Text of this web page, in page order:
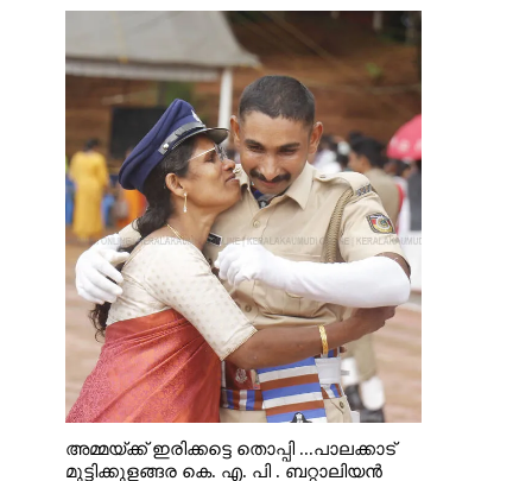
അമ്മയ്ക്ക് ഇരിക്കട്ടെ തൊപ്പി ...പാലക്കാട്
മുട്ടിക്കുളങ്ങര കെ. എ. പി . ബറ്റാലിയൻ